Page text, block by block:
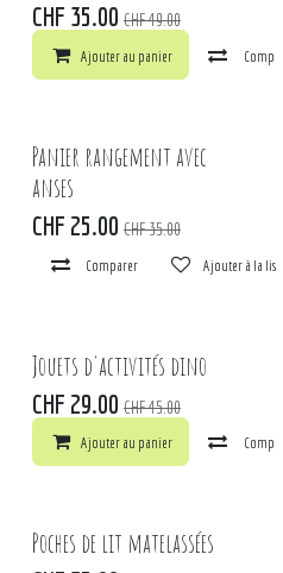
CHF 35.00 CHF49.00
Ajouter au panier
Panier rangement avec
anses
CHF 25.00 CHF35.00
Comparer Ajouter à la
Jouets d'activités dino
CHF 29.00 CHF45.00
Ajouter au panier
Poches de lit matelassées